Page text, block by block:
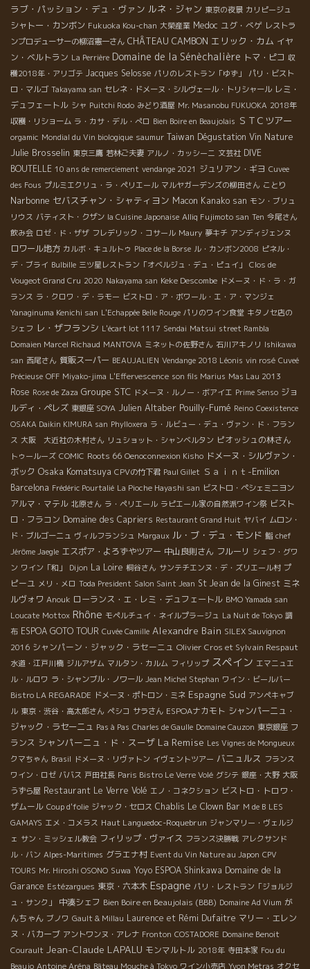
ラブ・パッション・デュ・ヴァン ルネ・ジャン 東京の夜景 カリピージュ
シャトー・カンボン Fukuoka Kou-chan 大榮産業 Medoc ユグ・べゲ レストラ
ンプロデューサーの柳沼憲一さん CHÂTEAU CAMBON エリック・カム イヤ
ン・ベルトラン La Perrière Domaine de la Sénèchalière トマ・ピコ 収
穫2018年・アリゴテ Jacques Selosse パリのレストラン「ゆず」
パリ・ビスト
ロ・マルゴ Takayama san セレネ・ドメーヌ・シルヴェール・トリシャール レミ・
デュフェートル シャ Puitchi Rodo みどり酒屋 Mr. Masanobu FUKUOKA 2018年
収穫・リショーム ラ・カサ・デル・ぺロ Bien Boire en Beaujolais ＳＴＣツアー
orgamic Mondial du Vin biologique saumur Taiwan Dégustation Vin Nature
Julie Brosselin 東京三鷹 若林ご夫妻 アルノ・カッシーニ 文芸社 DIVE
BOUTELLE 10 ans de remerciement vendange 2021 ジュリアン・ギヨ Cuvee
des Fous プルミエクリュ・ラ・ペリエール マルヤガーデンズの柳田さん ことり
Narbonne セバスチャン・シャティヨン Macon Kanako san モン・ブリュ
リウス バティスト・クザン la Cuisine Japonaise Alliq Fujimoto san Ten 今尾さん
飲み会 ロゼ・ド・ザザ フレデリック・コサール Maury 夢キチ アンディジェンヌ
ロワール地方 カルボ・キュルトゥ Place de la Borse ル・カンボン2008 ピネル・
デ・ブライ Bulbille 三ツ星レストラン「オベルジュ・デュ・ピュイ」
Clos de
Vougeot Grand Cru 2020 Nakayama san Keke Descombe ドメーヌ・ド・ラ・ガ
ランス ラ・クロワ・デ・ラモー ビストロ・ア・ボワール・エ・ア・マンジェ
Yanaginuma Kenichi san L'Echappée Belle Rouge パリのワイン食堂 キタノセ店の
シェフ レ・ザフランシ L'écart lot 1117 Sendai Matsui street Rambla
Domaien Marcel Richaud MANTOVA ミネットの佐野さん 石川アキノリ Ishikawa
san 西尾さん 質販スーパー BEAUJALIEN Vendange 2018 Léonis vin rosé Cuveé
Précieuse OFF Miyako-jima L'Effervescence son fils Marius Mas Lau 2013
Rose Rose de Zaza Groupe STC ドメーヌ・ルノー・ボアイエ Prime Senso ジョ
ルディ・ペレズ 東銀座 SOYA Julien Altaber Pouilly-Fumé Reino Coexistence
OSAKA Daikin KIMURA san Phylloxera ラ・ルビュー・デュ・ヴァン・ド・フラン
ス 大阪 大近社の木村さん リュショット・シャンベルタン ピオッシュの林さん
トゥールーズ COMIC Roots 66 Oenoconnexion Kisho ドメーヌ・シルヴァン・
ボック Osaka Komatsuya CPVの竹下君 Paul Gillet Ｓａｉｎｔ-Emilion
Barcelona Frédéric Pourtalié La Pioche Hayashi san ビストロ・ペシェミニヨン
アルマ・マテル 北原さん ラ・ペリエール ラピエール家の自然派ワイン祭 ビスト
ロ・フラコン Domaine des Capriers Restaurant Grand Huit ヤバイ ムロン・
ド・ブルゴーニュ ヴィルフランシュ Margaux ル・ブ・デュ・モンド 鮨 chef
Jérôme Jaegle エスポア・よろずやツアー 中山良則さん フルーリ シェフ・グワ
ン ワイン「和」 Dijon La Loire 桐谷さん サンテチエンヌ・デ・ズリエール村 プ
ピーユ メリ・メロ Toda President Salon Saint Jean St Jean de la Ginest ミネ
ルヴォワ Anouk ローランス・エ・レミ・デュフェートル BMO Yamada san
Loucate Mottox Rhône モペルチュイ・ネイルプラージュ La Nuit de Tokyo 調
布 ESPOA GOTO TOUR Cuvée Camille Alexandre Bain SILEX Sauvignon
2016 シャンパーン・ジャック・ラセーニュ Olivier Cros et Sylvain Respaut
水道・江戸川橋 ジルアザム マルタン・カルム フィリップ スペイン エマニュエ
ル・ルロワ ラ・シャンブル・ノワール Jean Michel Stephan ワイン・ビールバー
Bistro LA REGARADE ドメーヌ・ポトロン・ミネ Espagne Sud アンペキャブ
ル 東京・渋谷・高太郎さん ペシコ サラさん ESPOAナカモト シャンパーニュ・
ジャック・ラセーニュ Pas à Pas Charles de Gaulle Domaine Cauzon 東京銀座 フ
ランス シャンパーニュ・ド・スーザ La Remise Les Vignes de Mongueux
クマちゃん Brasil ドメーヌ・リヴァトン イヴェントツアー バニュルス フランス
ワイン・ロゼ ババス 戸田社長 Paris Bistro Le Verre Volé グシテ 銀座・大野 大阪
うずら屋 Restaurant Le Verre Volé エノ・コネクション ビストロ・トロワ・
ザムール Coup d'folie ジャック・セロス Chablis Le Clown Bar M de B LES
GAMAYS エメ・コメラス Haut Languedoc-Roquebrun ジャンマリー・ヴェルジ
ェ サン・ミッシェル教会 フィリップ・ヴァイス フランス決勝戦 アレクサンド
ル・バン Alpes-Maritimes グラエナ村 Event du Vin Nature au Japon CPV
TOURS Mr. Hiroshi OSONO Suwa Yoyo ESPOA Shinkawa Domaine de la
Garance Estézargues 東京・六本木 Espagne パリ・レストラン「ジョルジ
ュ・サンク」
中湊シェフ Bien Boire en Beaujolais (BBB) Domaine Ad Vium が
んちゃん ブノワ Gault & Millau Laurence et Rémi Dufaitre マリー・エレン
ヌ・バカーブ アントワンヌ・アレナ Fronton COSTADORE Domaine Benoit
Courault Jean-Claude LAPALU モンマルトル 2018年 寺田本家 Fou du
Beaujo Antoine Aréna Bâteau Mouche à Tokyo ワイン小売店 Yvon Metras オクセ